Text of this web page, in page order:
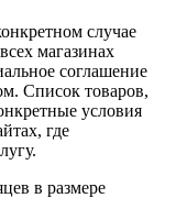
случае
магазинах
соглашение
Список товаров,
условия
где
в размере